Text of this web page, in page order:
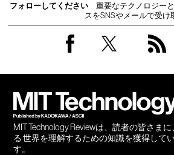
フォローしてください
重要なテクノロジー
スをSNSやメールで受け
MIT Technology Reviewは、読者の皆さま
る 世界を理解するための知識を獲得して
す。